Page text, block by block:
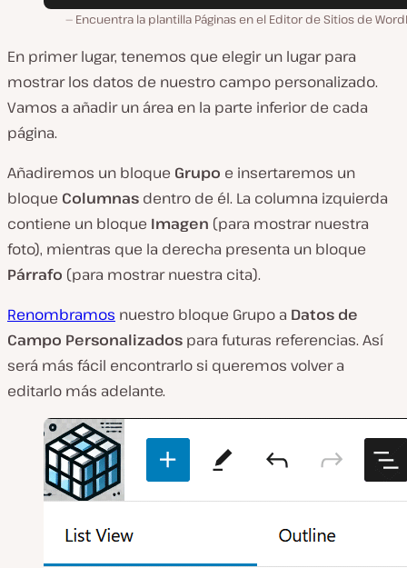
Encuentra la plantilla Páginas en el Editor de Sitios de
En primer lugar, tenemos que elegir un lugar para
mostrar los datos de nuestro campo personalizado.
Vamos a añadir un área en la parte inferior de cada
página.
Añadiremos un bloque Grupo e insertaremos un
bloque Columnas dentro de él. La columna izquierda
contiene un bloque Imagen (para mostrar nuestra
foto), mientras que la derecha presenta un bloque
Párrafo (para mostrar nuestra cita).
Renombramos nuestro bloque Grupo a Datos de
Campo Personalizados para futuras referencias. Así
será más fácil encontrarlo si queremos volver a
editarlo más adelante.